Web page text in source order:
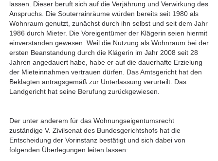
lassen. Dieser beruft sich auf die Verjährung und Verwirkung des
Anspruchs. Die Souterrainräume würden bereits seit 1980 als
Wohnraum genutzt, zunächst durch ihn selbst und seit dem Jahr
1986 durch Mieter. Die Voreigentümer der Klägerin seien hiermit
einverstanden gewesen. Weil die Nutzung als Wohnraum bei der
ersten Beanstandung durch die Klägerin im Jahr 2008 seit 28
Jahren angedauert habe, habe er auf die dauerhafte Erzielung
der Mieteinnahmen vertrauen dürfen. Das Amtsgericht hat den
Beklagten antragsgemäß zur Unterlassung verurteilt. Das
Landgericht hat seine Berufung zurückgewiesen.
Der unter anderem für das Wohnungseigentumsrecht
zuständige V. Zivilsenat des Bundesgerichtshofs hat die
Entscheidung der Vorinstanz bestätigt und sich dabei von
folgenden Überlegungen leiten lassen: